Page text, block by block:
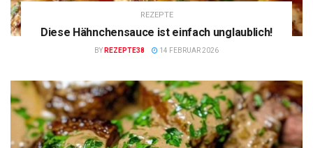
REZEPTE
Diese Hähnchensauce ist einfach unglaublich!
BY REZEPTE38 14 FEBRUAR 2026